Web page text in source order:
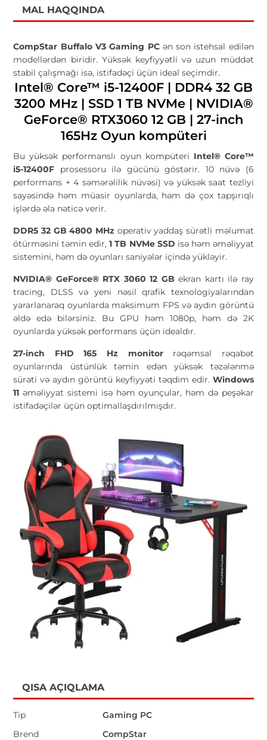
MAL HAQQINDA
CompStar Buffalo V3 Gaming PC ən son istehsal edilən
modellərdən biridir. Yüksək keyfiyyətli və uzun müddət
stabil çalışmağı isə, istifadəçi üçün ideal seçimdir.
Intel® Core™ i5-12400F | DDR4 32 GB
3200 MHz | SSD 1 TB NVMe | NVIDIA®
GeForce® RTX3060 12 GB | 27-inch
165Hz Oyun kompüteri
Bu yüksək performanslı oyun kompüteri Intel® Core™
i5-12400F prosessoru ilə gücünü göstərir. 10 nüvə (6
performans + 4 səmərəlilik nüvəsi) və yüksək saat tezliyi
sayəsində həm müasir oyunlarda, həm də çox tapşırıqlı
işlərdə əla nəticə verir.
DDR5 32 GB 4800 MHz operativ yaddaş sürətli məlumat
ötürməsini təmin edir,1 TB NVMe SSD isə həm əməliyyat
sistemini, həm də oyunları saniyələr içində yükləyir.
NVIDIA® GeForce® RTX 3060 12 GB ekran kartı ilə ray
tracing, DLSS və yeni nəsil qrafik texnologiyalarından
yararlanaraq oyunlarda maksimum FPS və aydın görüntü
əldə edə bilərsiniz. Bu GPU həm 1080p, həm də 2K
oyunlarda yüksək performans üçün idealdır.
27-inch FHD 165 Hz monitorrəqəmsal rəqabət
oyunlarında üstünlük təmin edən yüksək təzələnmə
sürəti və aydın görüntü keyfiyyəti təqdim edir. Windows
11 əməliyyat sistemi isə həm oyunçular, həm də peşəkar
istifadəçilər üçün optimallaşdırılmışdır.
QISA AÇIQLAMA
Tip
Gaming PC
Brend
CompStar